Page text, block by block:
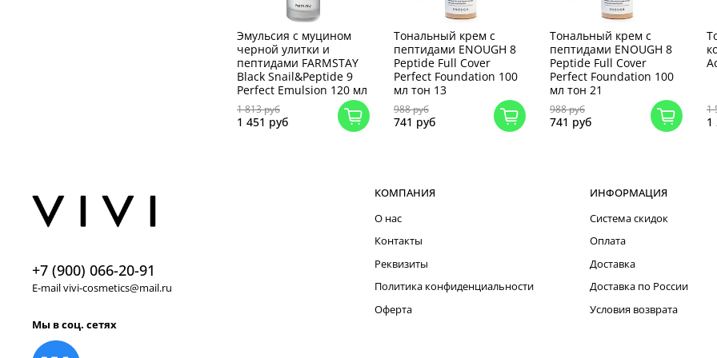
Эмульсия с муцином
черной улитки и
пептидами FARMSTAY
Black Snail&Peptide 9
Perfect Emulsion 120 мл
1 813 руб
1 451 руб
Тональный крем с
пептидами ENOUGH 8
Peptide Full Cover
Perfect Foundation 100
мл тон 13
988 руб
741 руб
Тональный крем с
пептидами ENOUGH 8
Peptide Full Cover
Perfect Foundation 100
мл тон 21
988 руб
741 руб
1
1
КОМПАНИЯ
О нас
Контакты
Реквизиты
Политика конфиденциальности
Оферта
ИНФОРМАЦИЯ
Система скидок
Оплата
Доставка
Доставка по России
Условия возврата
+7 (900) 066-20-91
E-mail vivi-cosmetics@mail.ru
Мы в соц. сетях